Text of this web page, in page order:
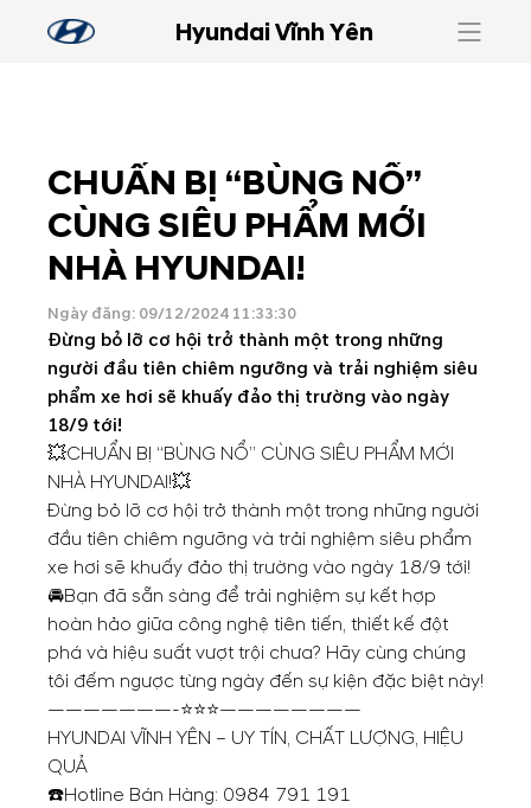
Hyundai Vĩnh Yên
CHUẨN BỊ “BÙNG NỔ”
CÙNG SIÊU PHẨM MỚI
NHÀ HYUNDAI!
Ngày đăng: 09/12/2024 11:33:30
Đừng bỏ lỡ cơ hội trở thành một trong những
người đầu tiên chiêm ngưỡng và trải nghiệm siêu
phẩm xe hơi sẽ khuấy đảo thị trường vào ngày
18/9 tới!
💥CHUẨN BỊ “BÙNG NỔ” CÙNG SIÊU PHẨM MỚI
NHÀ HYUNDAI!💥
Đừng bỏ lỡ cơ hội trở thành một trong những người
đầu tiên chiêm ngưỡng và trải nghiệm siêu phẩm
xe hơi sẽ khuấy đảo thị trường vào ngày 18/9 tới!
🚘Bạn đã sẵn sàng để trải nghiệm sự kết hợp
hoàn hảo giữa công nghệ tiên tiến, thiết kế đột
phá và hiệu suất vượt trội chưa? Hãy cùng chúng
tôi đếm ngược từng ngày đến sự kiện đặc biệt này!
———————-⭐⭐⭐————————
HYUNDAI VĨNH YÊN – UY TÍN, CHẤT LƯỢNG, HIỆU
QUẢ
☎️Hotline Bán Hàng: 0984 791 191